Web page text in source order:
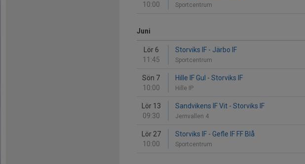
10:00
Sportcentrum
Juni
Lör 6
11:45
Storviks IF - Järbo IF
Sportcentrum
Sön 7
10:00
Hille IF Gul - Storviks IF
Hille IP
Lör 13
09:30
Sandvikens IF Vit - Storviks IF
Jernvallen 4
Lör 27
10:00
Storviks IF - Gefle IF FF Blå
Sportcentrum